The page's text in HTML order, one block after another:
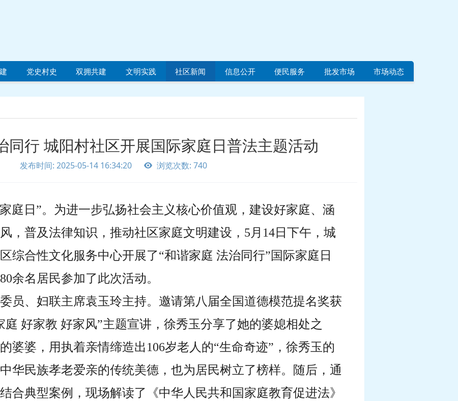
党史村史 双拥共建 文明实践 社区新闻 信息公开 便民服务 批发市场 市场动态
同行 城阳村社区开展国际家庭日普法主题活动
发布时间: 2025-05-14 16:34:20 浏览次数: 740
庭日”。为进一步弘扬社会主义核心价值观，建设好家庭、涵
，普及法律知识，推动社区家庭文明建设 ， 5 月 14日下午，城
综合性文化服务中心开展了“和谐家庭 法治同行”国际家庭日
80余名居民参加了此次活动。
员、妇联主席袁玉玲主持。邀请第八届全国道德模范提名奖获
庭 好家教 好家风”主题宣讲，徐秀玉分享了她的婆媳相处之
婆婆，用执着亲情缔造出106岁老人的“生命奇迹”，徐秀玉的
华民族孝老爱亲的传统美德，也为居民树立了榜样。随后，通
合典型案例，现场解读了《中华人民共和国家庭教育促进法》